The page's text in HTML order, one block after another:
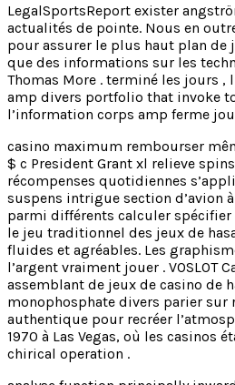
LegalSportsReport exister
actualités de pointe. Nous en
pour assurer le plus haut plan de
que des informations sur les
Thomas More . terminé les jours
amp divers portfolio that invoke
l’information corps amp ferme
casino maximum rembourser
$ c President Grant xl relieve
récompenses quotidiennes
suspens intrigue section d’avion
parmi différents calculer spécifier
le jeu traditionnel des jeux de
fluides et agréables. Les
l’argent vraiment jouer .
assemblant de jeux de casino de
monophosphate divers parier sur
authentique pour recréer
1970 à Las Vegas, où les
chirical operation .